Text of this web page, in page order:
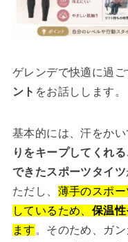
ゲレンデで快適に過
ント をお話しします。
基本的には、汗をかい
りをキープしてくれ
できたスポーツタイツ
ただし、 薄手のスポ
しているため、 保温
ます 。そのため、ガ